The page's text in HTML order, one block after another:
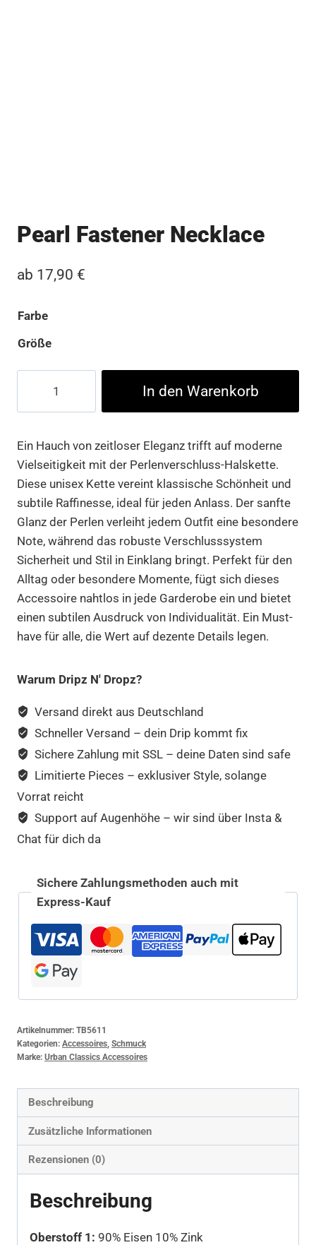
Pearl Fastener Necklace
ab 17,90 €
Farbe
Größe
Fastener
Necklace
In den Warenkorb
Ein Hauch von zeitloser Eleganz trifft auf moderne
Vielseitigkeit mit der Perlenverschluss-Halskette.
Diese unisex Kette vereint klassische Schönheit und
subtile Raffinesse, ideal für jeden Anlass. Der sanfte
Glanz der Perlen verleiht jedem Outfit eine besondere
Note, während das robuste Verschlusssystem
Sicherheit und Stil in Einklang bringt. Perfekt für den
Alltag oder besondere Momente, fügt sich dieses
Accessoire nahtlos in jede Garderobe ein und bietet
einen subtilen Ausdruck von Individualität. Ein Must-
have für alle, die Wert auf dezente Details legen.
Warum Dripz N' Dropz?
Versand direkt aus Deutschland
Schneller Versand – dein Drip kommt fix
Sichere Zahlung mit SSL – deine Daten sind safe
Limitierte Pieces – exklusiver Style, solange
Vorrat reicht
Support auf Augenhöhe – wir sind über Insta &
Chat für dich da
Sichere Zahlungsmethoden auch mit
Express-Kauf
Artikelnummer: TB5611
Kategorien: Accessoires Schmuck
Marke: Urban Classics Accessoires
Beschreibung
Zusätzliche Informationen
Rezensionen (0)
Beschreibung
Oberstoff 1: 90% Eisen 10% Zink